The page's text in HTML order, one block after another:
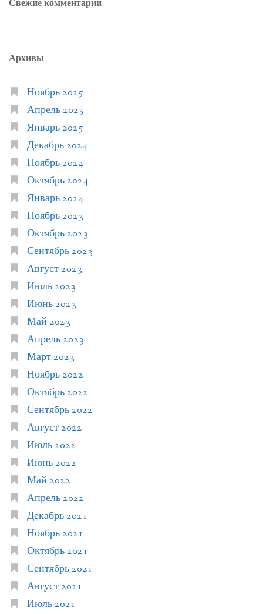
Свежие комментарии
Архивы
Ноябрь 2025
Апрель 2025
Январь 2025
Декабрь 2024
Ноябрь 2024
Октябрь 2024
Январь 2024
Ноябрь 2023
Октябрь 2023
Сентябрь 2023
Август 2023
Июль 2023
Июнь 2023
Май 2023
Апрель 2023
Март 2023
Ноябрь 2022
Октябрь 2022
Сентябрь 2022
Август 2022
Июль 2022
Июнь 2022
Май 2022
Апрель 2022
Декабрь 2021
Ноябрь 2021
Октябрь 2021
Сентябрь 2021
Август 2021
Июль 2021